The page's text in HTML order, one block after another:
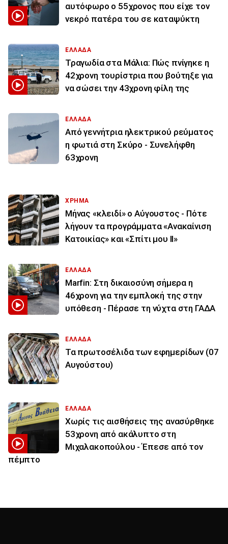
αυτόφωρο ο 55χρονος που είχε τον
νεκρό πατέρα του σε καταψύκτη
ΕΛΛΑΔΑ
Τραγωδία στα Μάλια: Πώς πνίγηκε η
42χρονη τουρίστρια που βούτηξε για
να σώσει την 43χρονη φίλη της
ΕΛΛΑΔΑ
Από γεννήτρια ηλεκτρικού ρεύματος
η φωτιά στη Σκύρο - Συνελήφθη
63χρονη
ΧΡΗΜΑ
Μήνας «κλειδί» ο Αύγουστος - Πότε
λήγουν τα προγράμματα «Ανακαίνιση
Κατοικίας» και «Σπίτι μου ΙΙ»
ΕΛΛΑΔΑ
Marfin: Στη δικαιοσύνη σήμερα η
46χρονη για την εμπλοκή της στην
υπόθεση - Πέρασε τη νύχτα στη ΓΑΔΑ
ΕΛΛΑΔΑ
Τα πρωτοσέλιδα των εφημερίδων (07
Αυγούστου)
ΕΛΛΑΔΑ
Χωρίς τις αισθήσεις της ανασύρθηκε
53χρονη από ακάλυπτο στη
Μιχαλακοπούλου - Έπεσε από τον
πέμπτο